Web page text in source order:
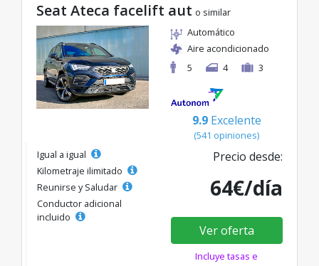
Seat Ateca facelift aut o similar
Automático
Aire acondicionado
5
4 3
9.9 Excelente
(541 opiniones)
Igual a igual
Kilometraje ilimitado
Reunirse y Saludar
Conductor adicional
incluido
Precio desde:
64€/día
Ver oferta
Incluye tasas e